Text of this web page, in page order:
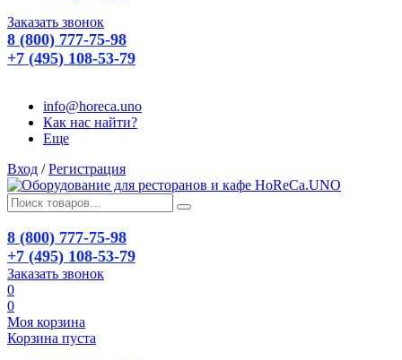
Заказать звонок
8 (800) 777-75-98
+7 (495) 108-53-79
info@horeca.uno
Как нас найти?
Еще
Вход / Регистрация
8 (800) 777-75-98
+7 (495) 108-53-79
Заказать звонок
0
0
Моя корзина
Корзина пуста